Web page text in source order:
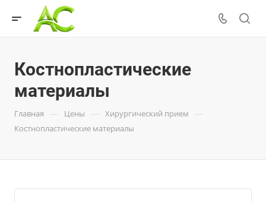
Костнопластические
материалы
Главная — Цены — Хирургический прием —
Костнопластические материалы